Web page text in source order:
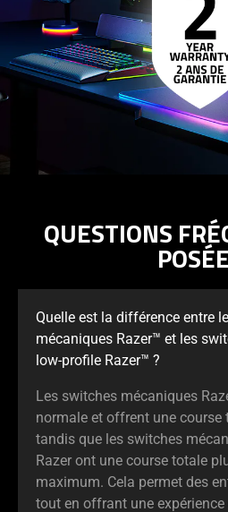
QUESTIONS
Quelle est la différence entre
mécaniques Razer™ et les
low-profile Razer™ ?
Les switches mécaniques
normale et offrent une course
tandis que les switches
Razer ont une course totale
maximum. Cela permet des
tout en offrant une